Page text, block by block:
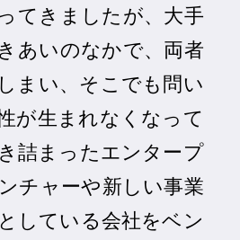
てきましたが、大手
あいのなかで、両者
まい、そこでも問い
が生まれなくなって
詰まったエンタープ
チャーや新しい事業
している会社をベン